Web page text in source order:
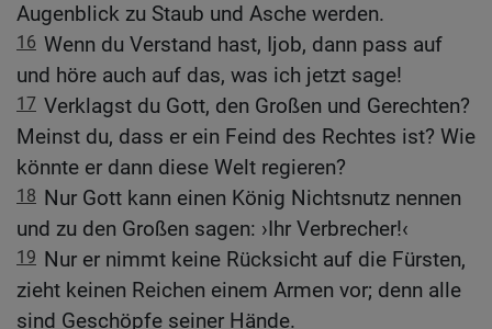
Augenblick zu Staub und Asche werden.
16 Wenn du Verstand hast, Ijob, dann pass auf
und höre auch auf das, was ich jetzt sage!
17 Verklagst du Gott, den Großen und Gerechten?
Meinst du, dass er ein Feind des Rechtes ist? Wie
könnte er dann diese Welt regieren?
18 Nur Gott kann einen König Nichtsnutz nennen
und zu den Großen sagen: ›Ihr Verbrecher!‹
19 Nur er nimmt keine Rücksicht auf die Fürsten,
zieht keinen Reichen einem Armen vor; denn alle
sind Geschöpfe seiner Hände.